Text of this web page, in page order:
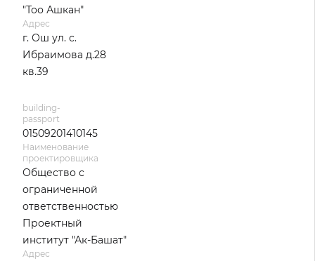
"Тоо Ашкан"
Адрес
г. Ош ул. с.
Ибраимова д.28
кв.39
building-
passport
01509201410145
Наименование
проектировщика
Общество с
ограниченной
ответственностью
Проектный
институт "Ак-Башат"
Адрес